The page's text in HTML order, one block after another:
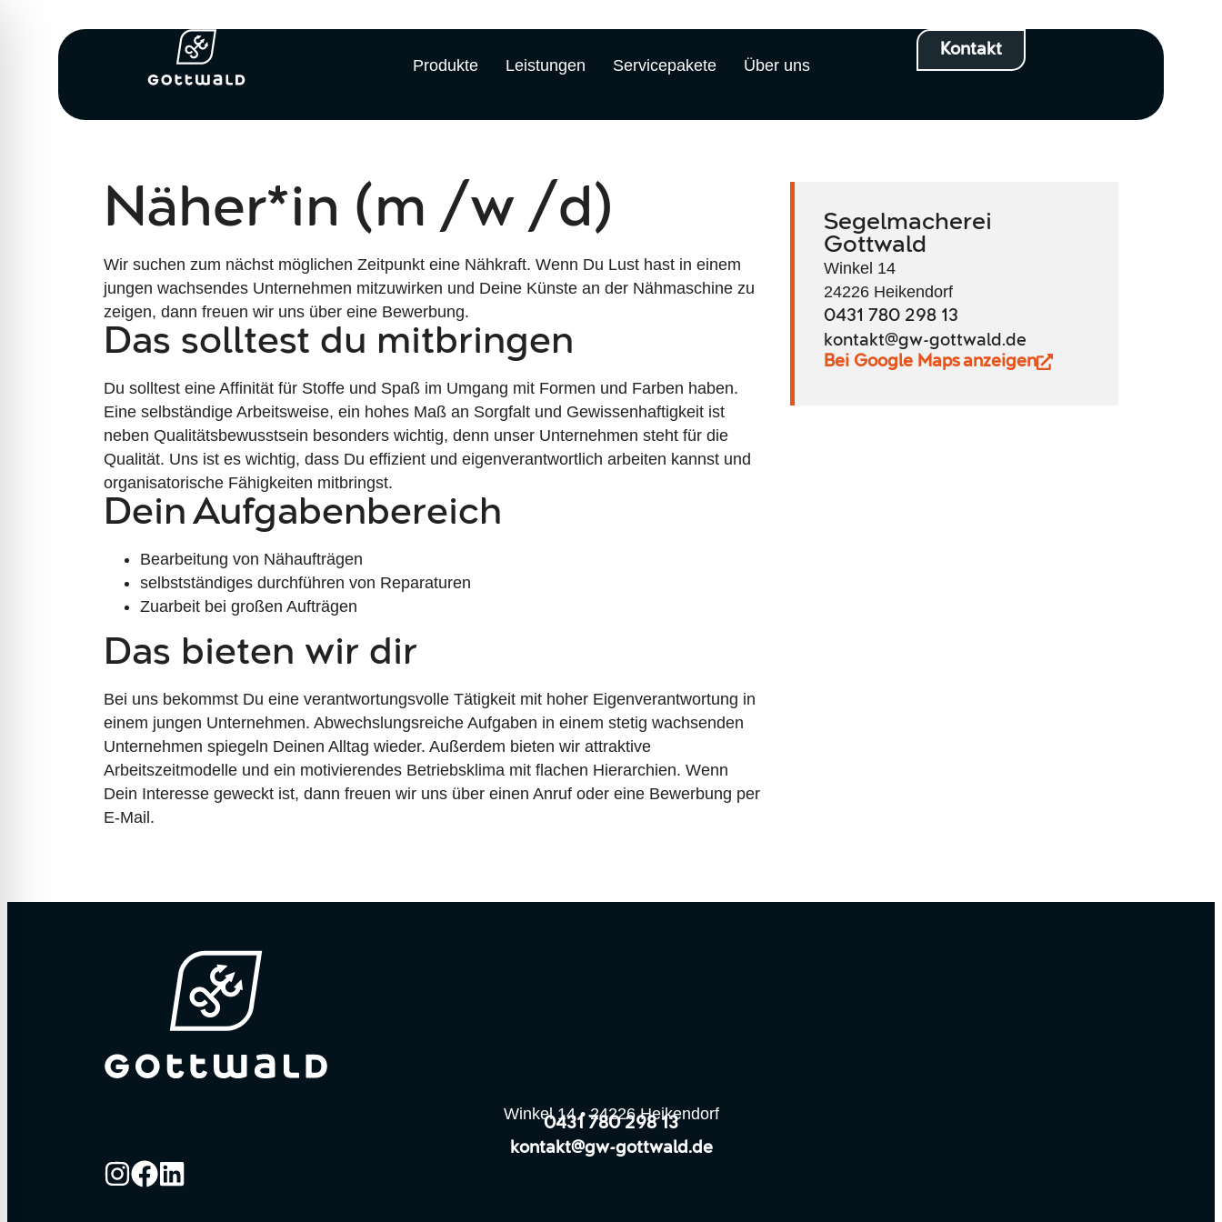
Produkte Leistungen Servicepakete Über uns
Kontakt
Näher*in (m /w /d)
Wir suchen zum nächst möglichen Zeitpunkt eine Nähkraft. Wenn Du Lust hast in einem
jungen wachsendes Unternehmen mitzuwirken und Deine Künste an der Nähmaschine zu
zeigen, dann freuen wir uns über eine Bewerbung.
Das solltest du mitbringen
Du solltest eine Affinität für Stoffe und Spaß im Umgang mit Formen und Farben haben.
Eine selbständige Arbeitsweise, ein hohes Maß an Sorgfalt und Gewissenhaftigkeit ist
neben Qualitätsbewusstsein besonders wichtig, denn unser Unternehmen steht für die
Qualität. Uns ist es wichtig, dass Du effizient und eigenverantwortlich arbeiten kannst und
organisatorische Fähigkeiten mitbringst.
Dein Aufgabenbereich
Bearbeitung von Nähaufträgen
selbstständiges durchführen von Reparaturen
Zuarbeit bei großen Aufträgen
Das bieten wir dir
Bei uns bekommst Du eine verantwortungsvolle Tätigkeit mit hoher Eigenverantwortung in
einem jungen Unternehmen. Abwechslungsreiche Aufgaben in einem stetig wachsenden
Unternehmen spiegeln Deinen Alltag wieder. Außerdem bieten wir attraktive
Arbeitszeitmodelle und ein motivierendes Betriebsklima mit flachen Hierarchien. Wenn
Dein Interesse geweckt ist, dann freuen wir uns über einen Anruf oder eine Bewerbung per
E-Mail.
Segelmacherei
Gottwald
Winkel 14
24226 Heikendorf
0431 780 298 13
kontakt@gw-gottwald.de
Bei Google Maps anzeigen
Winkel 14 • 24226 Heikendorf
0431 780 298 13
kontakt@gw-gottwald.de